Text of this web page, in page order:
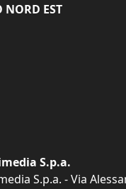
NORD EST
S.p.a.
S.p.a. - Via